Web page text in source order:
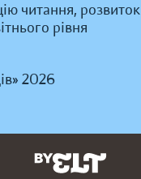
читання, розвиток
рівня
2026